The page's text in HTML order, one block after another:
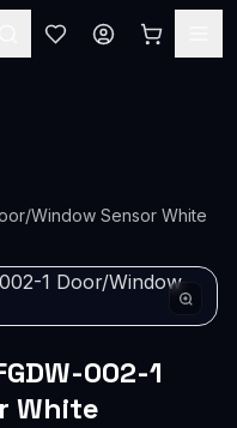
Window Sensor White
002-1
White